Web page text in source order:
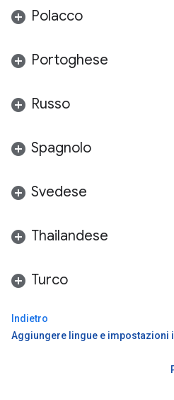
Polacco
Portoghese
Russo
Spagnolo
Svedese
Thailandese
Turco
Indietro
Aggiungere lingue e impostazioni